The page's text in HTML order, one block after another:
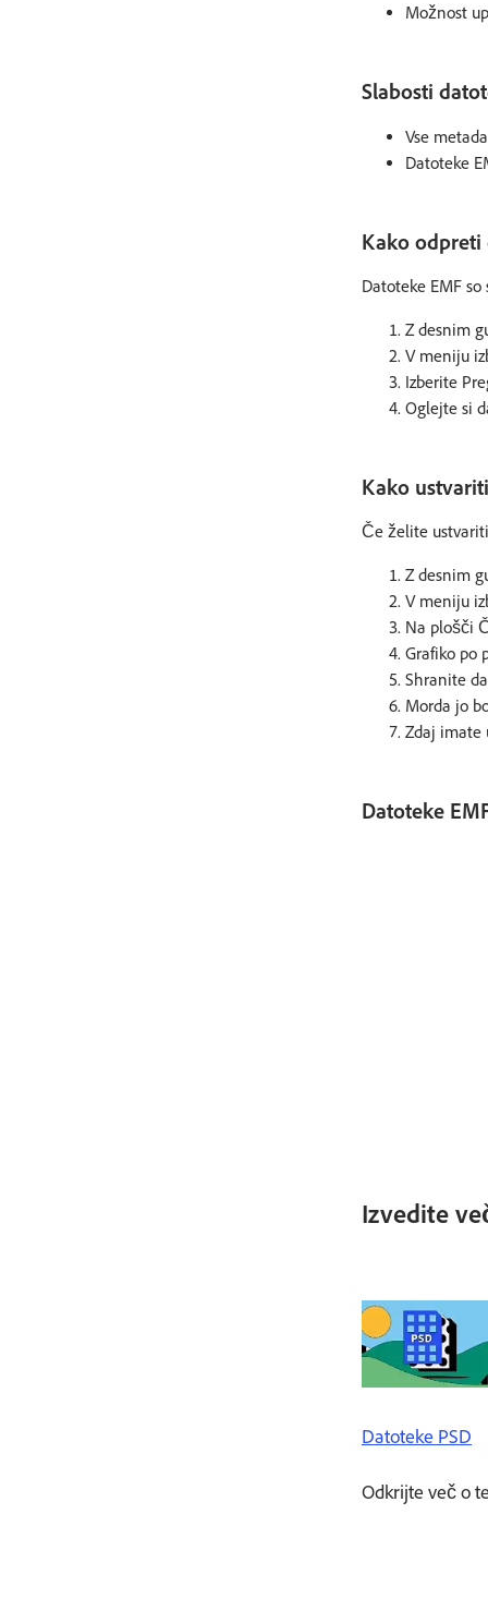
Možnost
Slabosti
Vse
Datoteke
Kako odpreti
Datoteke EMF
Z desnim
V meniju
Izberite
Oglejte si
Kako
Če želite
Z desnim
V meniju
Na plošči
Grafiko po
Shranite
Morda jo
Zdaj imate
Datoteke
Izvedite
Datoteke PSD
Odkrijte več o